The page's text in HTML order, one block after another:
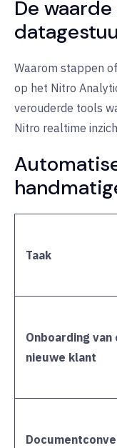
De
Waarom stappen
op het Nitro
verouderde tools
Nitro realtime
Taak
Onboarding van
nieuwe klant